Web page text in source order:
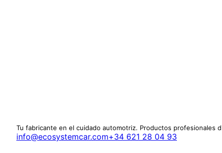
Tu fabricante en el cuidado automotriz. Productos profesionales
info@ecosystemcar.com+34 621 28 04 93